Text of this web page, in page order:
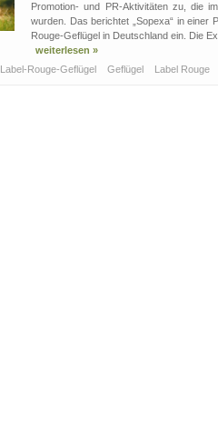
Promotion- und PR-Aktivitäten zu, die
wurden. Das berichtet „Sopexa“ in einer
Rouge-Geflügel in Deutschland ein. Die
weiterlesen »
Label-Rouge-Geflügel Geflügel Label Rouge